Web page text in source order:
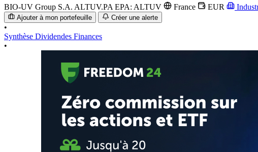
BIO-UV Group S.A. ALTUV.PA EPA: ALTUV France EUR
Ajouter à mon portefeuille Créer une alerte
•
Synthèse Dividendes Finances
•